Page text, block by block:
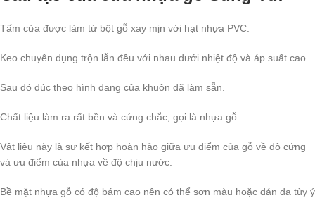
Tấm cửa được làm từ bột gỗ xay mịn với hạt nhựa PVC.
Keo chuyên dụng trộn lẫn đều với nhau dưới nhiệt độ và áp suất cao.
Sau đó đúc theo hình dạng của khuôn đã làm sẵn.
Chất liệu làm ra rất bền và cứng chắc, gọi là nhựa gỗ.
Vật liệu này là sự kết hợp hoàn hảo giữa ưu điểm của gỗ về độ cứng
và ưu điểm của nhựa về độ chịu nước.
Bề mặt nhựa gỗ có độ bám cao nên có thể sơn màu hoặc dán da tùy ý